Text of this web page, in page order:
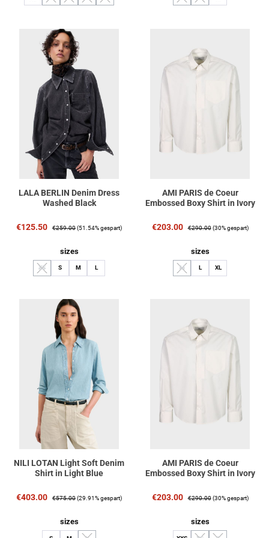
(Diese Option ist zurzeit nicht verfügbar.)
(Diese Option ist zurzeit nicht verfügbar.)
(Diese Option ist zurzeit nicht verfügbar.)
(Diese Option ist zurzeit nicht verfügbar.)(Diese Option ist zurzeit nicht
(Diese Option ist zurzeit
LALA BERLIN Denim Dress
Washed Black
Verkaufspreis:
€125.50 Regulärer Preis:
€259.00(51.54% gespart)
sizesauswählen
XS
(Diese Option ist zurzeit nicht verfügbar.)
S M L
AMI PARIS de Coeur
Embossed Boxy Shirt in Ivory
Verkaufspreis:
€203.00 Regulärer Preis:
€290.00 (30% gespart)
sizesauswählen
M
(Diese Option ist zurzeit nicht
L XL
NILI LOTAN Light Soft Denim
Shirt in Light Blue
Verkaufspreis:
€403.00 Regulärer Preis:
€575.00(29.91% gespart)
sizesauswählen
AMI PARIS de Coeur
Embossed Boxy Shirt in Ivory
Verkaufspreis:
€203.00 Regulärer Preis:
€290.00 (30% gespart)
sizesauswählen